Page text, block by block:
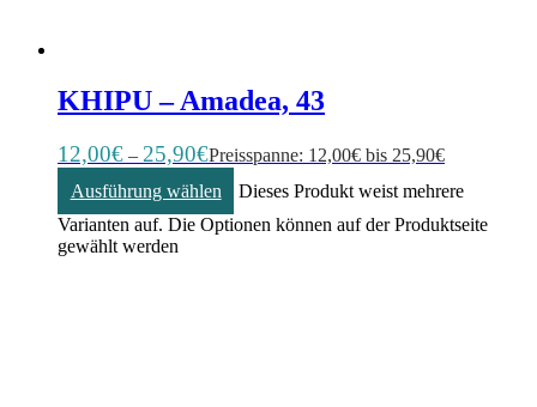
KHIPU – Amadea, 43
12,00€ – 25,90€Preisspanne: 12,00€ bis 25,90€
Ausführung wählen
Dieses Produkt weist mehrere
Varianten auf. Die Optionen können auf der Produktseite
gewählt werden